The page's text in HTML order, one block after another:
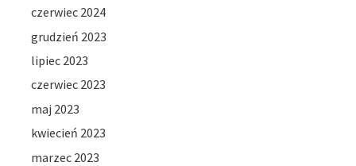
czerwiec 2024
grudzień 2023
lipiec 2023
czerwiec 2023
maj 2023
kwiecień 2023
marzec 2023